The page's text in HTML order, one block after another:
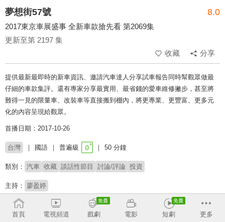
夢想街57號 8.0
2017東京車展盛事 全新車款搶先看 第2069集
更新至第 2197 集
收藏
分享
提供最新最即時的新車資訊、邀請汽車達人分享試車報告同時幫觀眾做最
仔細的車款集評。還有專家分享最實用、最省錢的愛車維修撇步，甚至將
難得一見的限量車、改裝車等直接搬到棚內，將更專業、更豐富、更多元
化的內容呈現給觀眾。
首播日期：2017-10-26
台灣 國語 普遍級 50 分鐘
類別： 汽車 收藏 談話性節目 討論/評論 投資
主持： 廖盈婷
首頁 電視頻道 戲劇 電影 短劇 更多